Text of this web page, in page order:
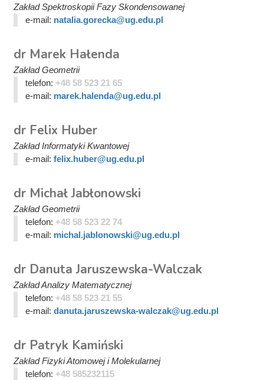
Zakład Spektroskopii Fazy Skondensowanej
e-mail: natalia.gorecka@ug.edu.pl
dr Marek Hałenda
Zakład Geometrii
telefon: +48 58 523 21 65
e-mail: marek.halenda@ug.edu.pl
dr Felix Huber
Zakład Informatyki Kwantowej
e-mail: felix.huber@ug.edu.pl
dr Michał Jabłonowski
Zakład Geometrii
telefon: +48 58 523 22 74
e-mail: michal.jablonowski@ug.edu.pl
dr Danuta Jaruszewska-Walczak
Zakład Analizy Matematycznej
telefon: +48 58 523 21 55
e-mail: danuta.jaruszewska-walczak@ug.edu.pl
dr Patryk Kamiński
Zakład Fizyki Atomowej i Molekularnej
telefon: +48 585232115